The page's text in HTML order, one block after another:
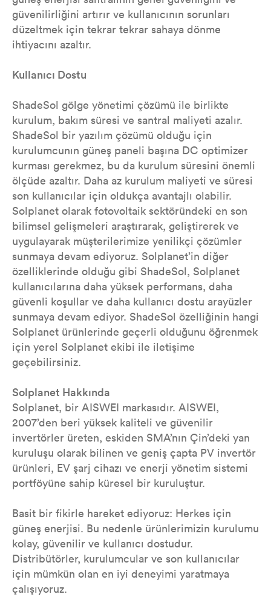
güvenilirliğini artırır ve kullanıcının sorunları
düzeltmek için tekrar tekrar sahaya dönme
ihtiyacını azaltır.
Kullanıcı Dostu
ShadeSol gölge yönetimi çözümü ile birlikte
kurulum, bakım süresi ve santral maliyeti azalır.
ShadeSol bir yazılım çözümü olduğu için
kurulumcunın güneş paneli başına DC optimizer
kurması gerekmez, bu da kurulum süresini önemli
ölçüde azaltır. Daha az kurulum maliyeti ve süresi
son kullanıcılar için oldukça avantajlı olabilir.
Solplanet olarak fotovoltaik sektöründeki en son
bilimsel gelişmeleri araştırarak, geliştirerek ve
uygulayarak müşterilerimize yenilikçi çözümler
sunmaya devam ediyoruz. Solplanet’in diğer
özelliklerinde olduğu gibi ShadeSol, Solplanet
kullanıcılarına daha yüksek performans, daha
güvenli koşullar ve daha kullanıcı dostu arayüzler
sunmaya devam ediyor. ShadeSol özelliğinin hangi
Solplanet ürünlerinde geçerli olduğunu öğrenmek
için yerel Solplanet ekibi ile iletişime
geçebilirsiniz.
Solplanet Hakkında
Solplanet, bir AISWEI markasıdır. AISWEI,
2007’den beri yüksek kaliteli ve güvenilir
invertörler üreten, eskiden SMA’nın Çin’deki yan
kuruluşu olarak bilinen ve geniş çapta PV invertör
ürünleri, EV şarj cihazı ve enerji yönetim sistemi
portföyüne sahip küresel bir kuruluştur.
Basit bir fikirle hareket ediyoruz: Herkes için
güneş enerjisi. Bu nedenle ürünlerimizin kurulumu
kolay, güvenilir ve kullanıcı dostudur.
Distribütörler, kurulumcular ve son kullanıcılar
için mümkün olan en iyi deneyimi yaratmaya
çalışıyoruz.